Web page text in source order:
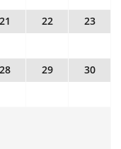
21 22 23
28 29 30